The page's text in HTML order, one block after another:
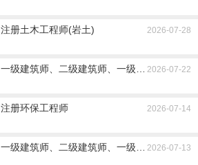
注册土木工程师(岩土)
2026-07-28
一级建筑师、二级建筑师、一级结构师、二
2026-07-22
注册环保工程师
2026-07-14
一级建筑师、二级建筑师、一级结构师、二
2026-07-13